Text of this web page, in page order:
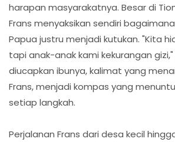
harapan masyarakatnya. Besar di
Frans menyaksikan sendiri
Papua justru menjadi kutukan. "Kita
tapi anak-anak kami kekurangan
diucapkan ibunya, kalimat yang
Frans, menjadi kompas yang
setiap langkah.
Perjalanan Frans dari desa kecil